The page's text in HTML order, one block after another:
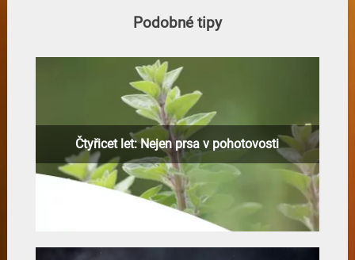
Podobné tipy
Čtyřicet let: Nejen prsa v pohotovosti